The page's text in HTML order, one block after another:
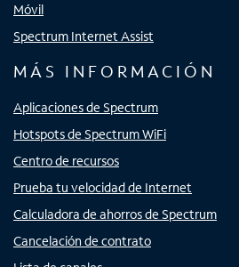
Móvil
Spectrum Internet Assist
MÁS INFORMACIÓN
Aplicaciones de Spectrum
Hotspots de Spectrum WiFi
Centro de recursos
Prueba tu velocidad de Internet
Calculadora de ahorros de Spectrum
Cancelación de contrato